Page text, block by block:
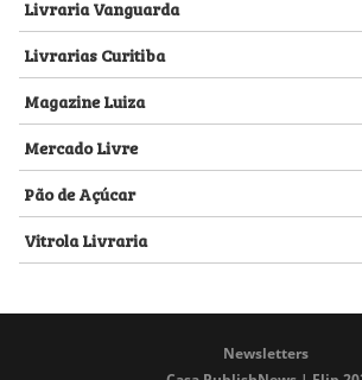
Livraria Vanguarda
Livrarias Curitiba
Magazine Luiza
Mercado Livre
Pão de Açúcar
Vitrola Livraria
Newsletters